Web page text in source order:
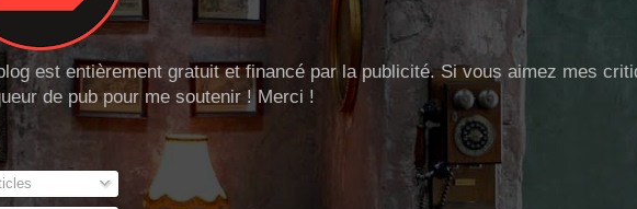
est entièrement gratuit et financé par la publicité. Si vous aimez mes
de pub pour me soutenir ! Merci !